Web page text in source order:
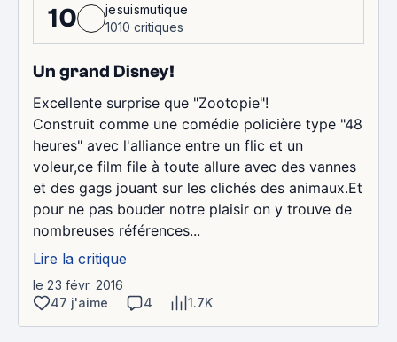
10
jesuismutique
1010 critiques
Un grand Disney!
Excellente surprise que "Zootopie"!
Construit comme une comédie policière type "48
heures" avec l'alliance entre un flic et un
voleur,ce film file à toute allure avec des vannes
et des gags jouant sur les clichés des animaux.Et
pour ne pas bouder notre plaisir on y trouve de
nombreuses références...
Lire la critique
le 23 févr. 2016
47 j'aime
4 1.7K